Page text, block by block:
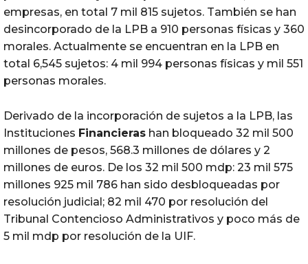
empresas, en total 7 mil 815 sujetos. También se han
desincorporado de la LPB a 910 personas físicas y 360
morales. Actualmente se encuentran en la LPB en
total 6,545 sujetos: 4 mil 994 personas físicas y mil 551
personas morales.
Derivado de la incorporación de sujetos a la LPB, las
Instituciones Financieras han bloqueado 32 mil 500
millones de pesos, 568.3 millones de dólares y 2
millones de euros. De los 32 mil 500 mdp: 23 mil 575
millones 925 mil 786 han sido desbloqueadas por
resolución judicial; 82 mil 470 por resolución del
Tribunal Contencioso Administrativos y poco más de
5 mil mdp por resolución de la UIF.